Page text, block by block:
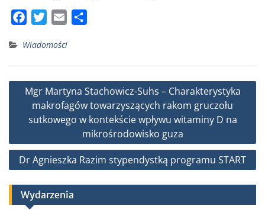
c
e
b
o
k
i
t
t
e
r
i
l
r
e
Wiadomości
Nawigacja
wpisu
Mgr Martyna Stachowicz-Suhs – Charakterystyka
makrofagów towarzyszących rakom gruczołu
sutkowego w kontekście wpływu witaminy D na
mikrośrodowisko guza
Dr Agnieszka Razim stypendystką programu START
Wydarzenia